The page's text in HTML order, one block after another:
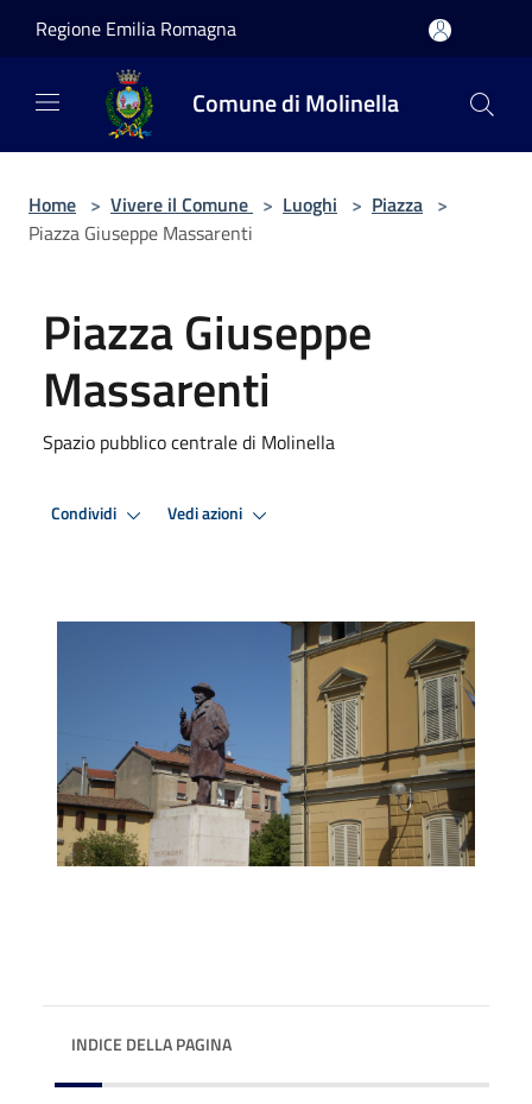
Regione Emilia Romagna
Comune di Molinella
Home > Vivere il Comune > Luoghi > Piazza >
Piazza Giuseppe Massarenti
Piazza Giuseppe
Massarenti
Spazio pubblico centrale di Molinella
Condividi Vedi azioni
INDICE DELLA PAGINA